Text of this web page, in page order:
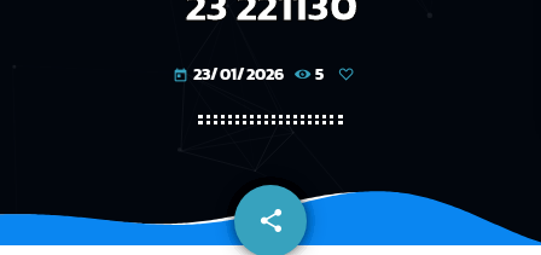
today 23/01/2026 5
share
email